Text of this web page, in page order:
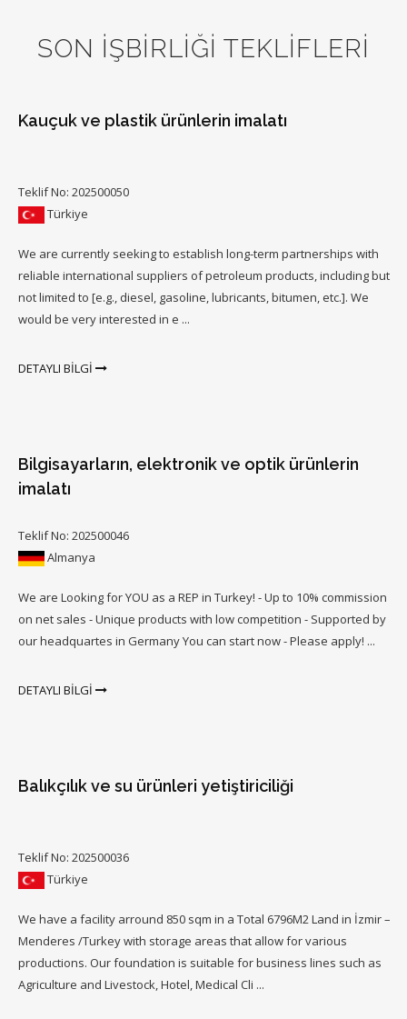
SON İŞBİRLİĞİ TEKLİFLERİ
Kauçuk ve plastik ürünlerin imalatı
Teklif No: 202500050
Türkiye
We are currently seeking to establish long-term partnerships with
reliable international suppliers of petroleum products, including but
not limited to [e.g., diesel, gasoline, lubricants, bitumen, etc.]. We
would be very interested in e ...
DETAYLI BİLGİ
Bilgisayarların, elektronik ve optik ürünlerin
imalatı
Teklif No: 202500046
Almanya
We are Looking for YOU as a REP in Turkey! - Up to 10% commission
on net sales - Unique products with low competition - Supported by
our headquartes in Germany You can start now - Please apply! ...
DETAYLI BİLGİ
Balıkçılık ve su ürünleri yetiştiriciliği
Teklif No: 202500036
Türkiye
We have a facility arround 850 sqm in a Total 6796M2 Land in İzmir –
Menderes /Turkey with storage areas that allow for various
productions. Our foundation is suitable for business lines such as
Agriculture and Livestock, Hotel, Medical Cli ...